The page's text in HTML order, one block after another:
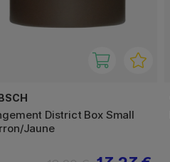
District Box Small
Jaune